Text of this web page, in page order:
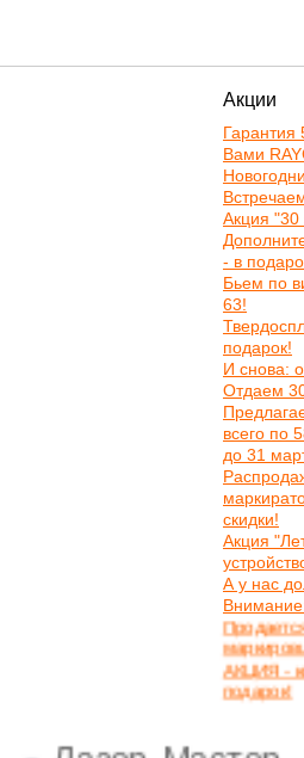
Акции
Вами
Акция "30
- в
Бьем по
63!
подарок!
И снова:
Отдаем
всего по
до 31
скидки!
Акция
А у нас
АКЦИЯ -
подарок!